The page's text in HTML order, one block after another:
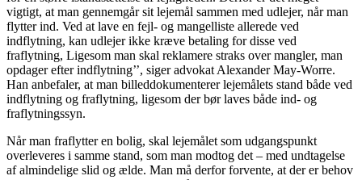
vigtigt, at man gennemgår sit lejemål sammen med udlejer, når man
flytter ind. Ved at lave en fejl- og mangelliste allerede ved
indflytning, kan udlejer ikke kræve betaling for disse ved
fraflytning, Ligesom man skal reklamere straks over mangler, man
opdager efter indflytning’’, siger advokat Alexander May-Worre.
Han anbefaler, at man billeddokumenterer lejemålets stand både ved
indflytning og fraflytning, ligesom der bør laves både ind- og
fraflytningssyn.
Når man fraflytter en bolig, skal lejemålet som udgangspunkt
overleveres i samme stand, som man modtog det – med undtagelse
af almindelige slid og ælde. Man må derfor forvente, at der er behov